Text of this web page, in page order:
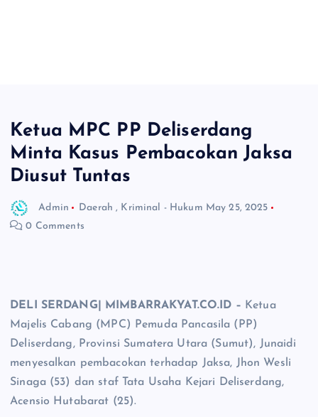
Ketua MPC PP Deliserdang
Minta Kasus Pembacokan Jaksa
Diusut Tuntas
Admin Daerah , Kriminal - Hukum May 25, 2025
0 Comments
DELI SERDANG| MIMBARRAKYAT.CO.ID – Ketua
Majelis Cabang (MPC) Pemuda Pancasila (PP)
Deliserdang, Provinsi Sumatera Utara (Sumut), Junaidi
menyesalkan pembacokan terhadap Jaksa, Jhon Wesli
Sinaga (53) dan staf Tata Usaha Kejari Deliserdang,
Acensio Hutabarat (25).